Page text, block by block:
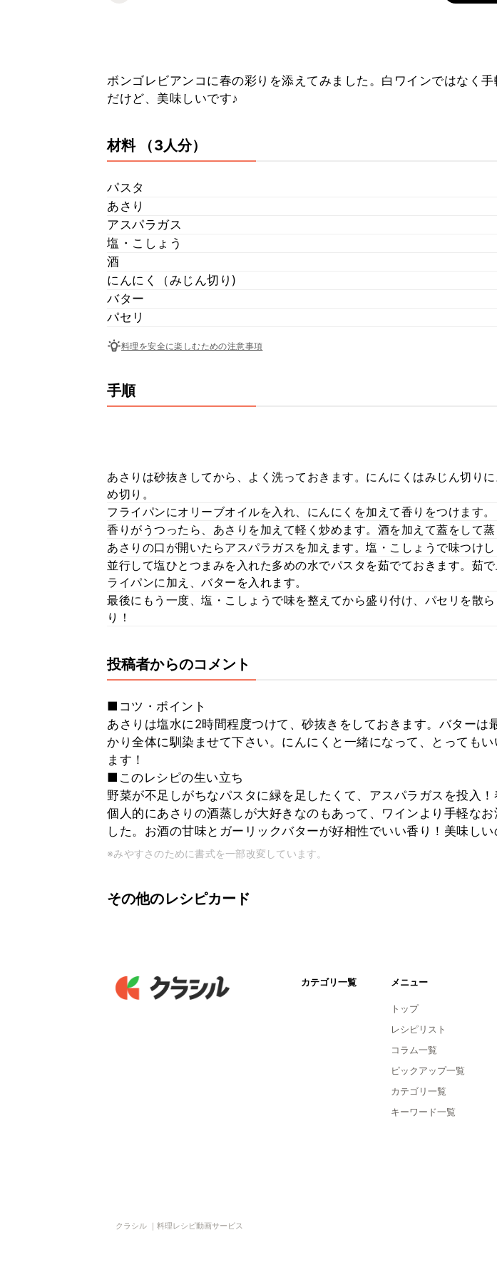
ボンゴレビアンコに春の彩りを添えてみました。白ワインではなく
だけど、美味しいです♪
材料 （3人分）
パスタ
あさり
アスパラガス
塩・こしょう
酒
にんにく（みじん切り)
バター
パセリ
料理を安全に楽しむための注意事項
手順
あさりは砂抜きしてから、よく洗っておきます。にんにくはみじん切り
め切り。
フライパンにオリーブオイルを入れ、にんにくを加えて香りをつけます。
香りがうつったら、あさりを加えて軽く炒めます。酒を加えて蓋をして蒸
あさりの口が開いたらアスパラガスを加えます。塩・こしょうで味つけし
並行して塩ひとつまみを入れた多めの水でパスタを茹でておきます。茹
ライパンに加え、バターを入れます。
最後にもう一度、塩・こしょうで味を整えてから盛り付け、パセリを散
り！
投稿者からのコメント
■コツ・ポイント
あさりは塩水に2時間程度つけて、砂抜きをしておきます。バターは
かり全体に馴染ませて下さい。にんにくと一緒になって、とってもい
ます！
■このレシピの生い立ち
野菜が不足しがちなパスタに緑を足したくて、アスパラガスを投入
個人的にあさりの酒蒸しが大好きなのもあって、ワインより手軽なお
した。お酒の甘味とガーリックバターが好相性でいい香り！美味し
※みやすさのために書式を一部改変しています。
その他のレシピカード
カテゴリ一覧 メニュー
トップ
レシピリスト
コラム一覧
ピックアップ一覧
カテゴリ一覧
キーワード一覧
クラシル ｜料理レシピ動画サービス